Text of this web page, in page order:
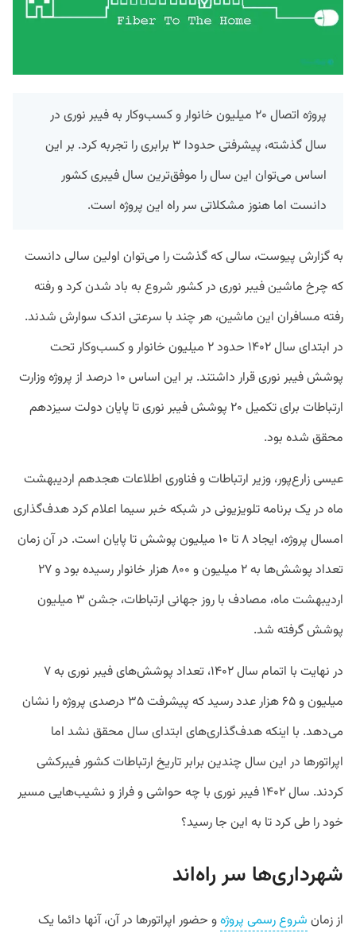
پروژه اتصال ۲۰ میلیون خانوار و کسب‌وکار به فیبر نوری در
سال گذشته، پیشرفتی حدودا ۳ برابری را تجربه کرد. بر این
اساس می‌توان این سال را موفق‌ترین سال فیبری کشور
دانست اما هنوز مشکلاتی سر راه این پروژه است.
به گزارش پیوست، سالی که گذشت را می‌توان اولین سالی دانست
که چرخ ماشین فیبر نوری در کشور شروع به باد شدن کرد و رفته
رفته مسافران این ماشین، هر چند با سرعتی اندک سوارش شدند.
در ابتدای سال ۱۴۰۲ حدود ۲ میلیون خانوار و کسب‌وکار تحت
پوشش فیبر نوری قرار داشتند. بر این اساس ۱۰ درصد از پروژه وزارت
ارتباطات برای تکمیل ۲۰ پوشش فیبر نوری تا پایان دولت سیزدهم
محقق شده بود.
عیسی زارع‌‌پور، وزیر ارتباطات و فناوری اطلاعات هجدهم اردیبهشت
ماه در یک برنامه تلویزیونی در شبکه خبر سیما اعلام کرد هدف‌گذاری
امسال پروژه، ایجاد ۸ تا ۱۰ میلیون پوشش تا پایان است. در آن زمان
تعداد پوشش‌ها به ۲ میلیون و ۸۰۰ هزار خانوار رسیده بود و ۲۷
اردیبهشت ماه، مصادف با روز جهانی ارتباطات، جشن ۳ میلیون
پوشش گرفته شد.
در نهایت با اتمام سال ۱۴۰۲، تعداد پوشش‌های فیبر نوری به ۷
میلیون و ۶۵ هزار عدد رسید که پیشرفت ۳۵ درصدی پروژه را نشان
می‌دهد. با اینکه هدف‌گذاری‌های ابتدای سال محقق نشد اما
اپراتورها در این سال چندین برابر تاریخ ارتباطات کشور فیبرکشی
کردند. سال ۱۴۰۲ فیبر نوری با چه حواشی و فراز و نشیب‌هایی مسیر
خود را طی کرد تا به این جا رسید؟
شهرداری‌ها سر راه‌اند
از زمان شروع رسمی پروژهو حضور اپراتورها در آن، آنها دائما یک